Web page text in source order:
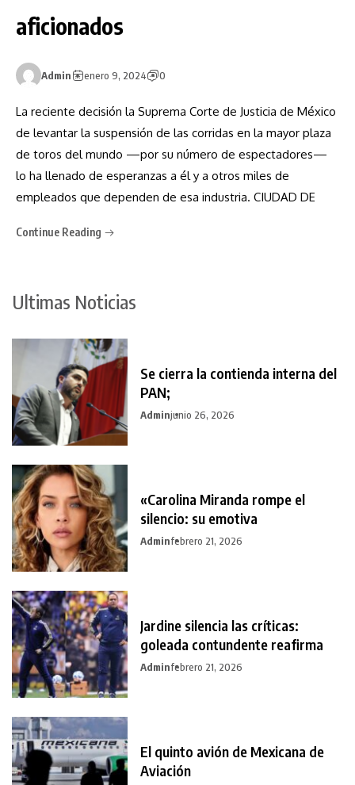
aficionados
Admin enero 9, 2024 0
La reciente decisión la Suprema Corte de Justicia de México
de levantar la suspensión de las corridas en la mayor plaza
de toros del mundo —por su número de espectadores—
lo ha llenado de esperanzas a él y a otros miles de
empleados que dependen de esa industria. CIUDAD DE
Continue Reading
Ultimas Noticias
Se cierra la contienda interna del
PAN;
Adminjunio 26, 2026
«Carolina Miranda rompe el
silencio: su emotiva
Adminfebrero 21, 2026
Jardine silencia las críticas:
goleada contundente reafirma
Adminfebrero 21, 2026
El quinto avión de Mexicana de
Aviación